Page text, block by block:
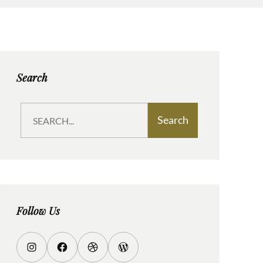
Search
a
Search
Follow Us
I
F
D
W